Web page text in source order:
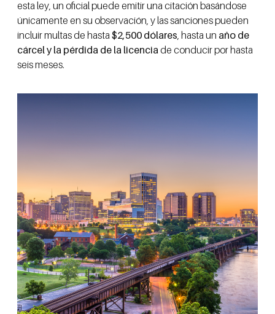
esta ley, un oficial puede emitir una citación basándose
únicamente en su observación, y las sanciones pueden
incluir multas de hasta $2,500 dólares, hasta un año de
cárcel y la pérdida de la licenciade conducir por hasta
seis meses.